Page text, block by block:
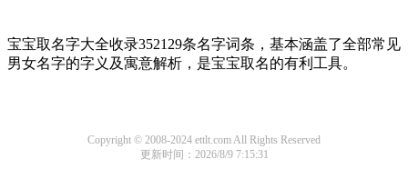
宝宝取名字大全收录352129条名字词条，基本涵盖了全部常见
男女名字的字义及寓意解析，是宝宝取名的有利工具。
Copyright © 2008-2024 ettlt.com All Rights Reserved
更新时间：2026/8/9 7:15:31